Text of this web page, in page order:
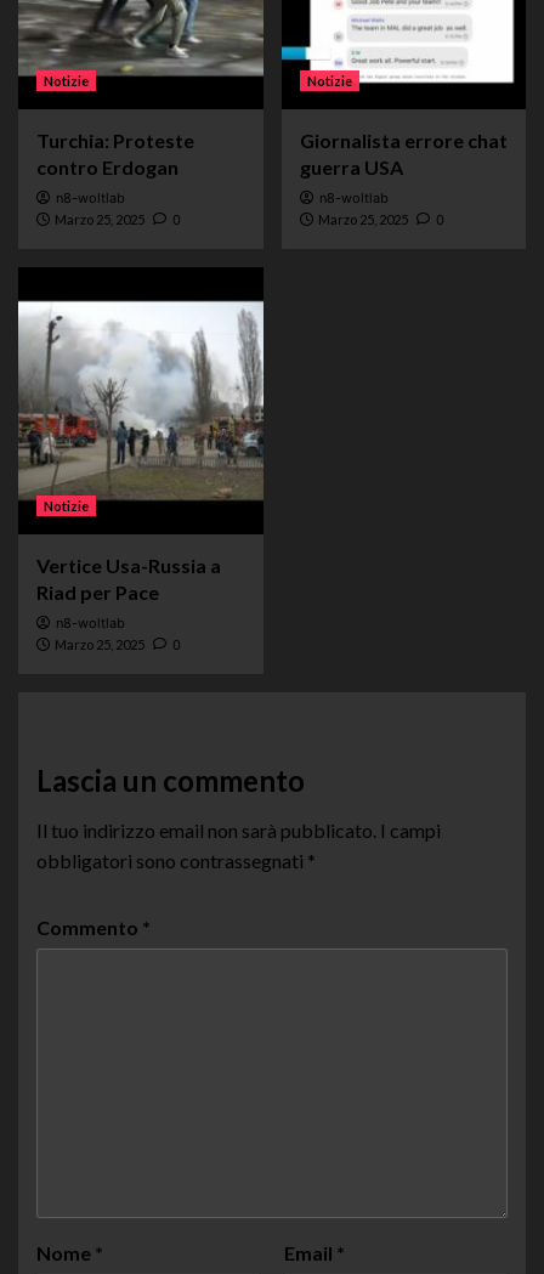
Notizie
Turchia: Proteste
contro Erdogan
n8-woltlab
Marzo 25, 2025 0
Notizie
Giornalista errore chat
guerra USA
n8-woltlab
Marzo 25, 2025 0
Notizie
Vertice Usa-Russia a
Riad per Pace
n8-woltlab
Marzo 25, 2025 0
Lascia un commento
Il tuo indirizzo email non sarà pubblicato. I campi
obbligatori sono contrassegnati *
Commento *
Nome * Email *